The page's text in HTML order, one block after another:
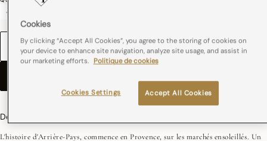
-
BRODERIE
Description
L'histoire d'Arrière-Pays, commence en Provence, sur les marchés ensoleillés. Un
Cookies
By clicking “Accept All Cookies”, you agree to the storing of cookies on
your device to enhance site navigation, analyze site usage, and assist in
our marketing efforts. Politique de cookies
Accept All Cookies
Cookies Settings